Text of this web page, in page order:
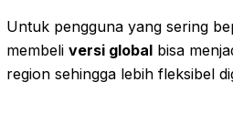
Untuk pengguna yang sering
membeli versi global bisa
region sehingga lebih fleksibel